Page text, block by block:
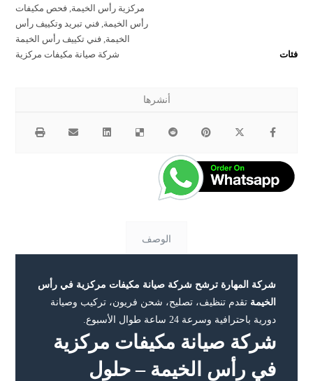
مركزية رأس الخيمة, فحص مكيفات
رأس الخيمة, فني تبريد وتكييف رأس
الخيمة, فني تكييف رأس الخيمة
فئات
شركة صيانة مكيفات مركزية
الوصف
شركة المهارة ترشح شركة صيانة مكيفات مركزية في رأس
الخيمة تقدم تنظيف، تصليح، شحن فريون، تركيب وصيانة
دورية باحترافية وسرعة 24 ساعة طوال الأسبوع.
شركة صيانة مكيفات مركزية
في رأس الخيمة – حلول